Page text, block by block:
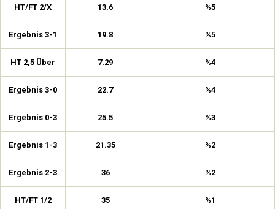
HT/FT 2/X 13.6 %5
Ergebnis 3-1 19.8 %5
HT 2,5 Über 7.29 %4
Ergebnis 3-0 22.7 %4
Ergebnis 0-3 25.5 %3
Ergebnis 1-3 21.35 %2
Ergebnis 2-3 36 %2
HT/FT 1/2 35 %1